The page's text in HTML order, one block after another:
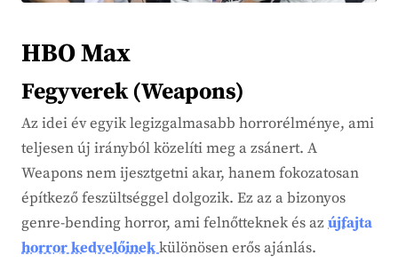
HBO Max
Fegyverek (Weapons)
Az idei év egyik legizgalmasabb horrorélménye, ami
teljesen új irányból közelíti meg a zsánert. A
Weapons nem ijesztgetni akar, hanem fokozatosan
építkező feszültséggel dolgozik. Ez az a bizonyos
genre-bending horror, ami felnőtteknek és azújfajta
horror kedvelőinekkülönösen erős ajánlás.